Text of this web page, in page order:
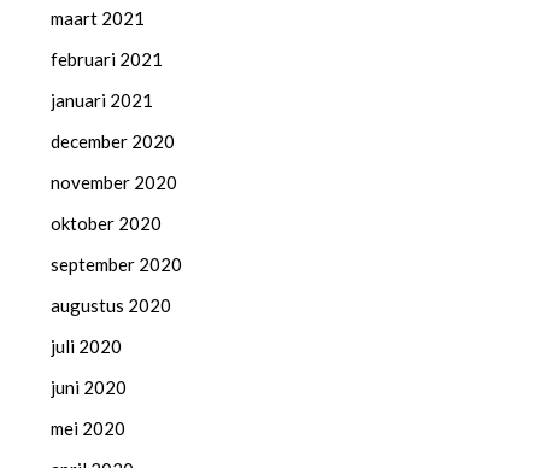
maart 2021
februari 2021
januari 2021
december 2020
november 2020
oktober 2020
september 2020
augustus 2020
juli 2020
juni 2020
mei 2020